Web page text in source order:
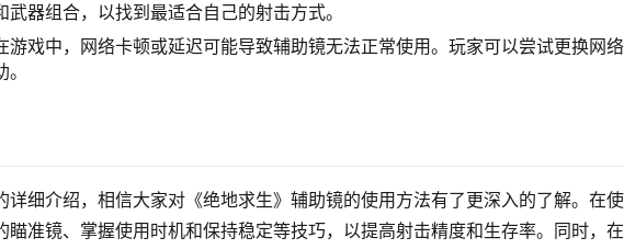
器组合，以找到最适合自己的射击方式。
游戏中，网络卡顿或延迟可能导致辅助镜无法正常使用。玩家可以尝试更换网
详细介绍，相信大家对《绝地求生》辅助镜的使用方法有了更深入的了解。在
瞄准镜、掌握使用时机和保持稳定等技巧，以提高射击精度和生存率。同时，